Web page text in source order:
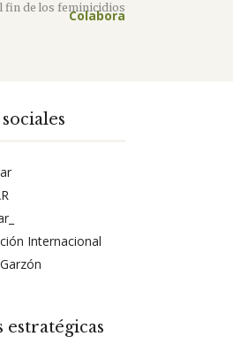
Colabora
fin de los feminicidios
Internacional
estratégicas